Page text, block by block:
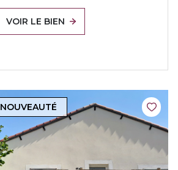
VOIR LE BIEN
NOUVEAUTÉ